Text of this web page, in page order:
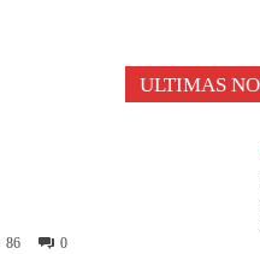
0
86
ULTIMAS